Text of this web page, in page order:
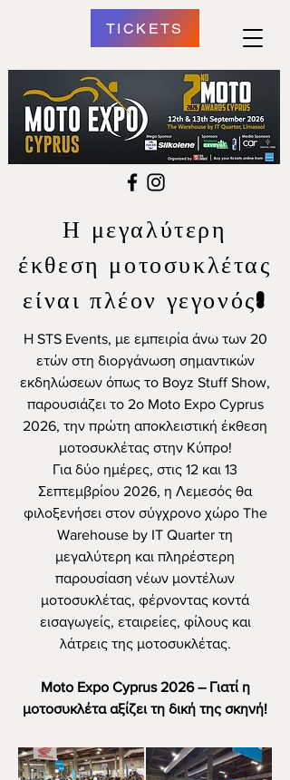
TICKETS
Η μεγαλύτερη
έκθεση μοτοσυκλέτας
είναι πλέον γεγονός!
Η STS Events, με εμπειρία άνω των 20
ετών στη διοργάνωση σημαντικών
εκδηλώσεων όπως το Boyz Stuff Show,
παρουσιάζει το 2ο Moto Expo Cyprus
2026, την πρώτη αποκλειστική έκθεση
μοτοσυκλέτας στην Κύπρο!
Για δύο ημέρες, στις 12 και 13
Σεπτεμβρίου 2026, η Λεμεσός θα
φιλοξενήσει στον σύγχρονο χώρο The
Warehouse by IT Quarter τη
μεγαλύτερη και πληρέστερη
παρουσίαση νέων μοντέλων
μοτοσυκλέτας, φέρνοντας κοντά
εισαγωγείς, εταιρείες, φίλους και
λάτρεις της μοτοσυκλέτας.
Moto Expo Cyprus 2026 – Γιατί η
μοτοσυκλέτα αξίζει τη δική της σκηνή!